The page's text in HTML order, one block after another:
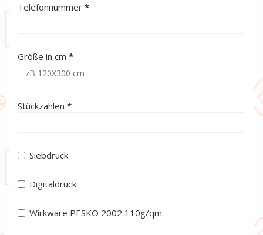
Telefonnummer (erforderlich)
*
Größe in cm (erforderlich)
*
Stückzahlen (erforderlich)
*
Siebdruck
Digitaldruck
Wirkware PESKO 2002 110g/qm